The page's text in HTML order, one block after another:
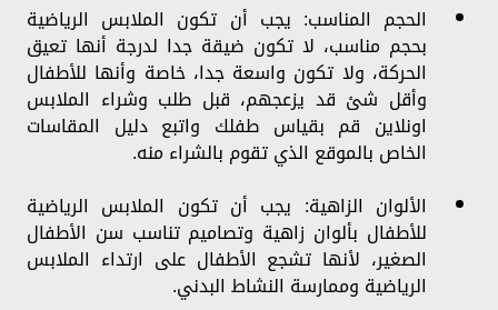
الحجم المناسب: يجب أن تكون الملابس الرياضية
بحجم مناسب، لا تكون ضيقة جدا لدرجة أنها تعيق
الحركة، ولا تكون واسعة جدا، خاصة وأنها للأطفال
وأقل شئ قد يزعجهم، قبل طلب وشراء الملابس
اونلاين قم بقياس طفلك واتبع دليل المقاسات
الخاص بالموقع الذي تقوم بالشراء منه.
الألوان الزاهية: يجب أن تكون الملابس الرياضية
للأطفال بألوان زاهية وتصاميم تناسب سن الأطفال
الصغير، لأنها تشجع الأطفال على ارتداء الملابس
الرياضية وممارسة النشاط البدني.